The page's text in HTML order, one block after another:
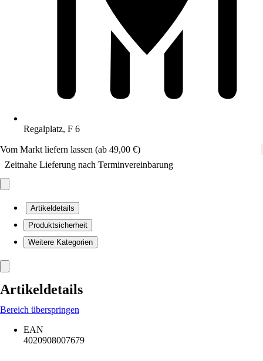
Regalplatz, F 6
Vom Markt liefern lassen (ab 49,00 €)
Zeitnahe Lieferung nach Terminvereinbarung
Artikeldetails
Produktsicherheit
Weitere Kategorien
Artikeldetails
Bereich überspringen
EAN
4020908007679